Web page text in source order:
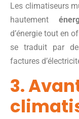
Les climatiseurs
hautement
d’énergie tout en
se traduit par
factures
3.